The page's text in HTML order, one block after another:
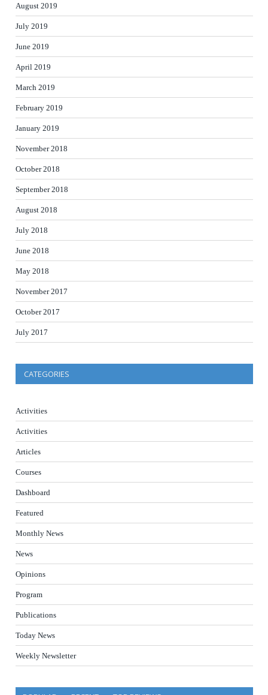
August 2019
July 2019
June 2019
April 2019
March 2019
February 2019
January 2019
November 2018
October 2018
September 2018
August 2018
July 2018
June 2018
May 2018
November 2017
October 2017
July 2017
CATEGORIES
Activities
Activities
Articles
Courses
Dashboard
Featured
Monthly News
News
Opinions
Program
Publications
Today News
Weekly Newsletter